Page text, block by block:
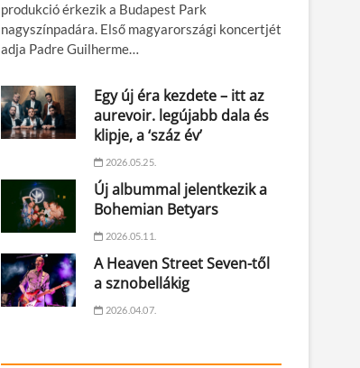
produkció érkezik a Budapest Park
nagyszínpadára. Első magyarországi koncertjét
adja Padre Guilherme…
Egy új éra kezdete – itt az
aurevoir. legújabb dala és
klipje, a ‘száz év’
2026.05.25.
Új albummal jelentkezik a
Bohemian Betyars
2026.05.11.
A Heaven Street Seven-től
a sznobellákig
2026.04.07.